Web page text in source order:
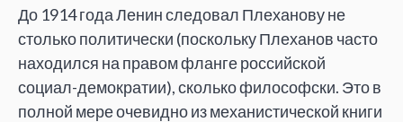
До 1914 года Ленин следовал Плеханову не
столько политически (поскольку Плеханов часто
находился на правом фланге российской
социал-демократии), сколько философски. Это в
полной мере очевидно из механистической книги